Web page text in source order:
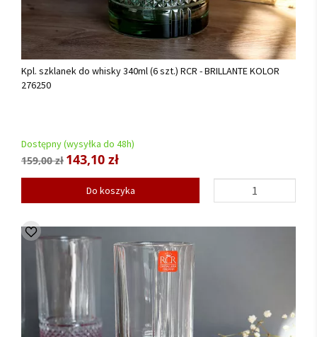
Kpl. szklanek do whisky 340ml (6 szt.) RCR - BRILLANTE KOLOR
276250
Dostępny (wysyłka do 48h)
159,00 zł 143,10 zł
Do koszyka